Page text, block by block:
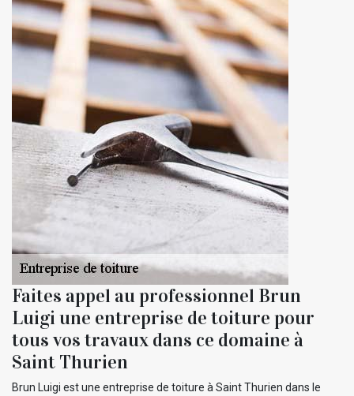
Faites appel au professionnel Brun
Luigi une entreprise de toiture pour
tous vos travaux dans ce domaine à
Saint Thurien
Brun Luigi est une entreprise de toiture à Saint Thurien dans le